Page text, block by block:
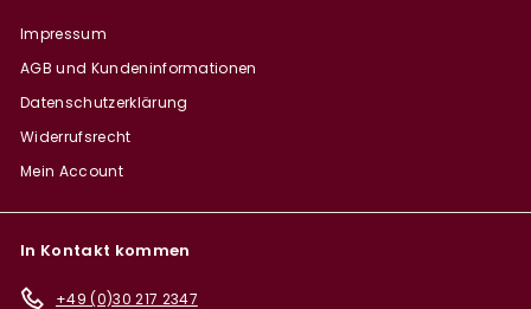
Impressum
AGB und Kundeninformationen
Datenschutzerklärung
Widerrufsrecht
Mein Account
In Kontakt kommen
+49 (0)30 217 2347